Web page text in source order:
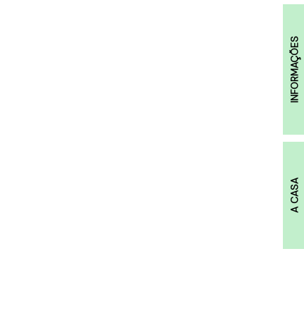
INFORMAÇÕES
A CASA